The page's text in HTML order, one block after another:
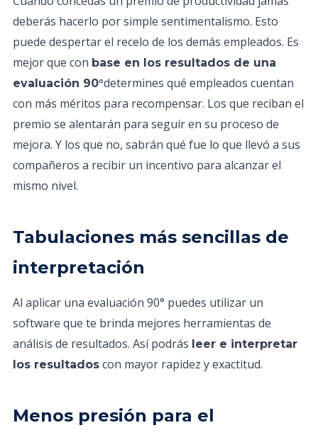
deberás hacerlo por simple sentimentalismo. Esto
puede despertar el recelo de los demás empleados. Es
mejor que con base en los resultados de una
evaluación 90°determines qué empleados cuentan
con más méritos para recompensar. Los que reciban el
premio se alentarán para seguir en su proceso de
mejora. Y los que no, sabrán qué fue lo que llevó a sus
compañeros a recibir un incentivo para alcanzar el
mismo nivel.
Tabulaciones más sencillas de
interpretación
Al aplicar una evaluación 90° puedes utilizar un
software que te brinda mejores herramientas de
análisis de resultados. Así podrás leer e interpretar
los resultados con mayor rapidez y exactitud.
Menos presión para el